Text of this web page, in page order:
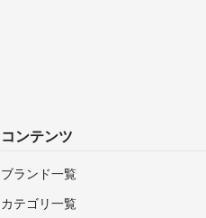
コンテンツ
ブランド一覧
カテゴリ一覧